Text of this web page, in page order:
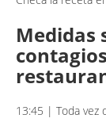
Medidas
13:45 | Toda vez